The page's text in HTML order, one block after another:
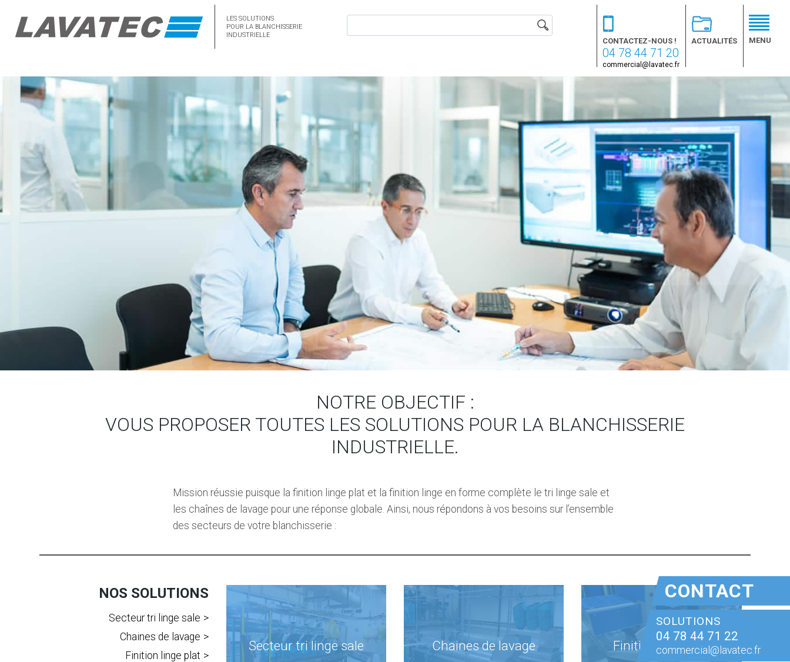
LES SOLUTIONS
POUR LA BLANCHISSERIE
INDUSTRIELLE
CONTACTEZ-NOUS !
04 78 44 71 20
commercial@lavatec.fr
ACTUALITÉS MENU
CONTACT
SOLUTIONS
04 78 44 71 22
commercial@lavatec.fr
NOTRE OBJECTIF :
VOUS PROPOSER TOUTES LES SOLUTIONS POUR LA BLANCHISSERIE
INDUSTRIELLE.
Mission réussie puisque la finition linge plat et la finition linge en forme complète le tri linge sale et
les chaînes de lavage pour une réponse globale. Ainsi, nous répondons à vos besoins sur l’ensemble
des secteurs de votre blanchisserie :
NOS SOLUTIONS
Secteur tri linge sale
Chaines de lavage
Finition linge plat
Secteur tri linge sale Chaines de lavage Finition linge plat